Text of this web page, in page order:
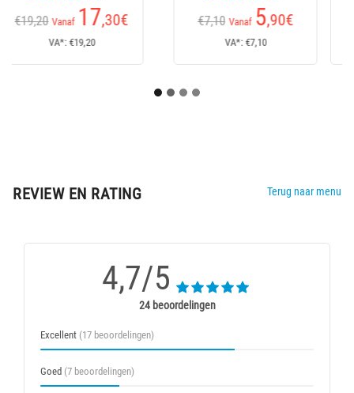
beoordelingen)
Vanaf 10,10€
VA*: €10,10
beoordelingen)
7,10€
VA*: €7,10
REVIEW EN RATING Terug naar menu
4,7/5
24 beoordelingen
Excellent (17 beoordelingen)
Goed (7 beoordelingen)